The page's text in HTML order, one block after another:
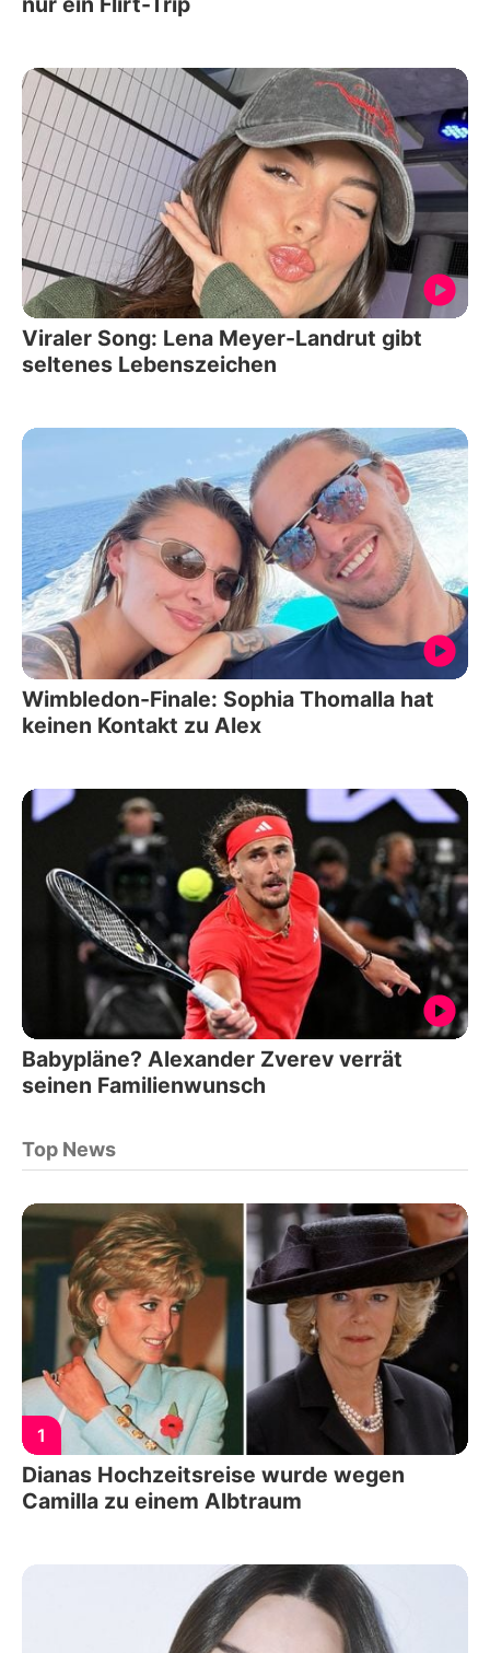
Viraler Song: Lena Meyer-Landrut gibt
seltenes Lebenszeichen
Wimbledon-Finale: Sophia Thomalla hat
keinen Kontakt zu Alex
Babypläne? Alexander Zverev verrät
seinen Familienwunsch
Top News
1
Dianas Hochzeitsreise wurde wegen
Camilla zu einem Albtraum